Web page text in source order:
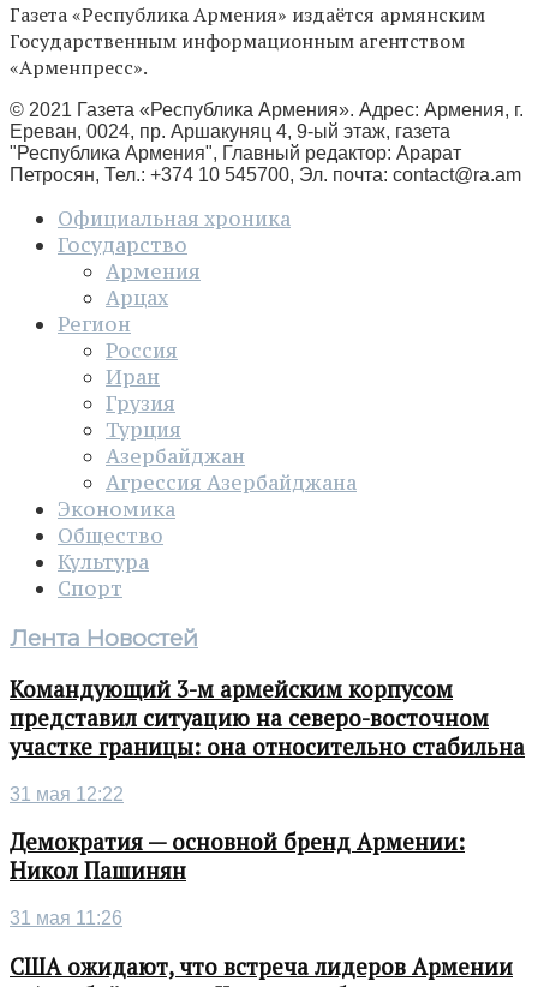
Газета «Республика Армения» издаётся армянским
Государственным информационным агентством
«Арменпресс».
© 2021 Газета «Республика Армения». Адрес: Армения, г.
Ереван, 0024, пр. Аршакуняц 4, 9-ый этаж, газета
"Республика Армения", Главный редактор: Арарат
Петросян, Тел.: +374 10 545700, Эл. почта: contact@ra.am
Официальная хроника
Государство
Армения
Арцах
Регион
Россия
Иран
Грузия
Турция
Азербайджан
Агрессия Азербайджана
Экономика
Общество
Культура
Спорт
Лента Новостей
Командующий 3-м армейским корпусом
представил ситуацию на северо-восточном
участке границы: она относительно стабильна
31 мая 12:22
Демократия — основной бренд Армении:
Никол Пашинян
31 мая 11:26
США ожидают, что встреча лидеров Армении